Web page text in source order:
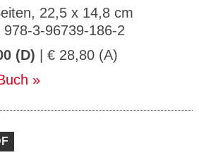
22,5 x 14,8 cm
978-3-96739-186-2
(D) | € 28,80 (A)